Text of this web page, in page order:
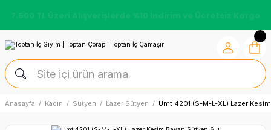
Anasayfa Kadın Sütyen Lazer Sütyen Umt 4201 (S-M-L-XL) Lazer